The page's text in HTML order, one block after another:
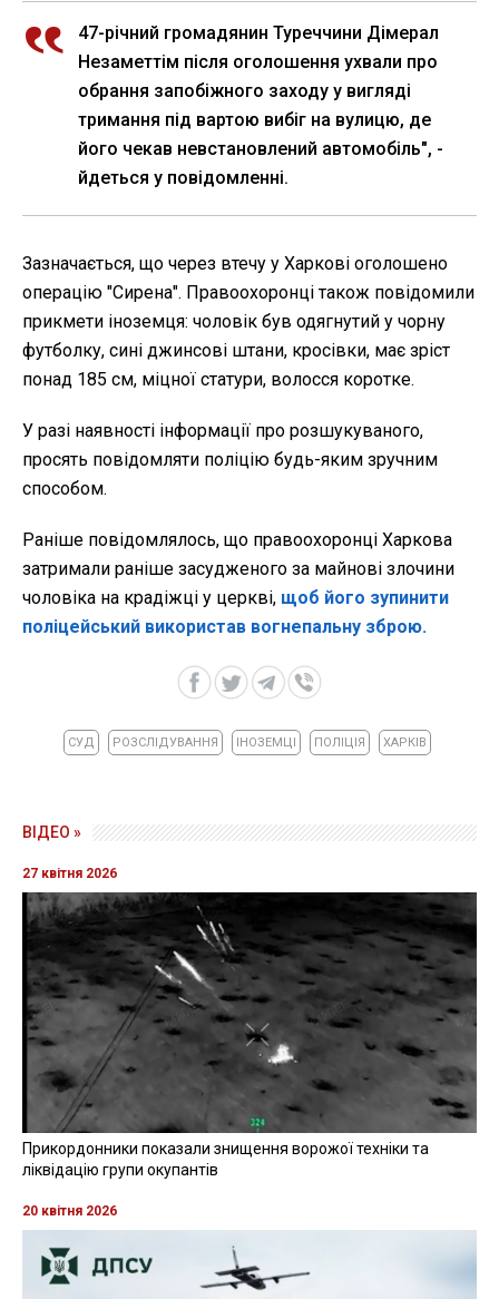
47-річний громадянин Туреччини Дімерал
Незаметтім після оголошення ухвали про
обрання запобіжного заходу у вигляді
тримання під вартою вибіг на вулицю, де
його чекав невстановлений автомобіль", -
йдеться у повідомленні.
Зазначається, що через втечу у Харкові оголошено
операцію "Сирена". Правоохоронці також повідомили
прикмети іноземця: чоловік був одягнутий у чорну
футболку, сині джинсові штани, кросівки, має зріст
понад 185 см, міцної статури, волосся коротке.
У разі наявності інформації про розшукуваного,
просять повідомляти поліцію будь-яким зручним
способом.
Раніше повідомлялось, що правоохоронці Харкова
затримали раніше засудженого за майнові злочини
чоловіка на крадіжці у церкві, щоб його зупинити
поліцейський використав вогнепальну зброю.
СУД РОЗСЛІДУВАННЯ ІНОЗЕМЦІ ПОЛІЦІЯ ХАРКІВ
ВІДЕО »
27 квітня 2026
Прикордонники показали знищення ворожої техніки та
ліквідацію групи окупантів
20 квітня 2026